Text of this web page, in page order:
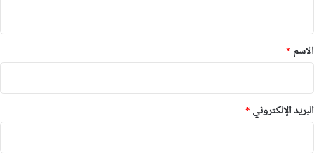
*
الاسم *
البريد الإلكتروني *